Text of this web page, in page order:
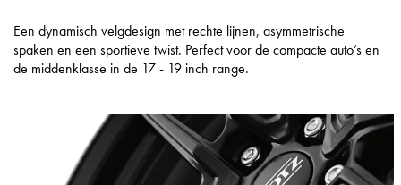
Een dynamisch velgdesign met rechte lijnen, asymmetrische
spaken en een sportieve twist. Perfect voor de compacte auto’s en
de middenklasse in de 17 - 19 inch range.